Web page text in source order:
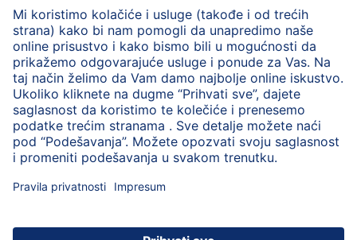
HiPP mlečna hrana
HiPP hrana za bebe
HiPP Deca
HiPP nega HiPP trudnoća
Zaštita privatnosti
Uslovi korišćenja
Impresum
O HiPP Kontakt